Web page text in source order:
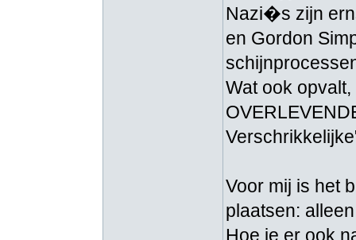
Nazi�s zijn
en Gordon
Wat ook
Voor mij is het
plaatsen:
Hoe je er ook